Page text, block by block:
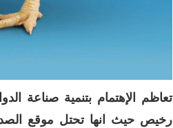
تعاظم الإهتمام بتنمية صناعة
رخيص حيث انها تحتل موقع